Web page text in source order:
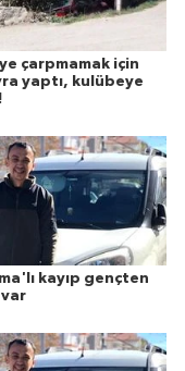
çarpmamak için
yaptı, kulübeye
kayıp gençten